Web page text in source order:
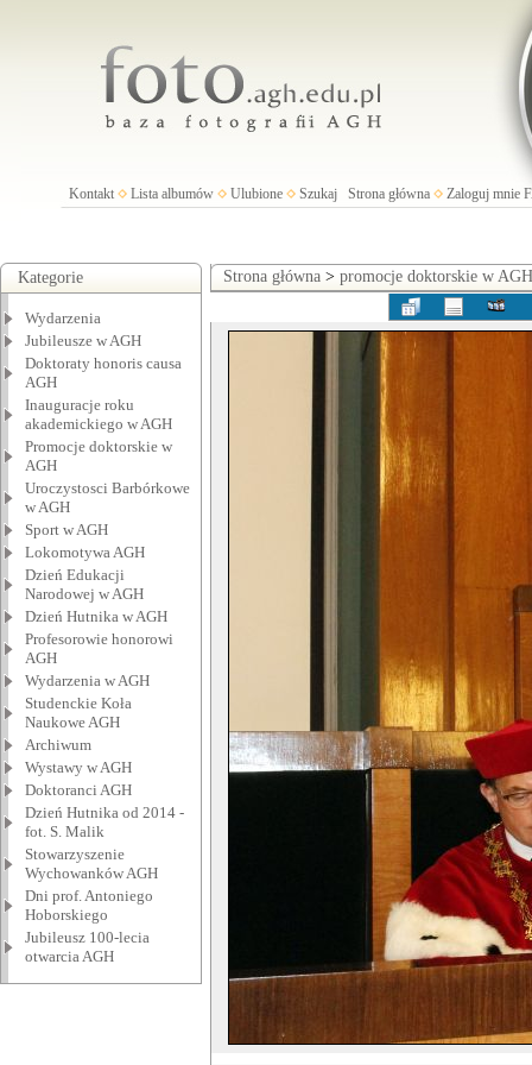
Kontakt Lista albumów Ulubione Szukaj Strona główna Zaloguj mnie
Kategorie
Wydarzenia
Jubileusze w AGH
Doktoraty honoris causa
AGH
Inauguracje roku
akademickiego w AGH
Promocje doktorskie w
AGH
Uroczystosci Barbórkowe
w AGH
Sport w AGH
Lokomotywa AGH
Dzień Edukacji
Narodowej w AGH
Dzień Hutnika w AGH
Profesorowie honorowi
AGH
Wydarzenia w AGH
Studenckie Koła
Naukowe AGH
Archiwum
Wystawy w AGH
Doktoranci AGH
Dzień Hutnika od 2014 -
fot. S. Malik
Stowarzyszenie
Wychowanków AGH
Dni prof. Antoniego
Hoborskiego
Jubileusz 100-lecia
otwarcia AGH
Strona główna > promocje doktorskie w AGH